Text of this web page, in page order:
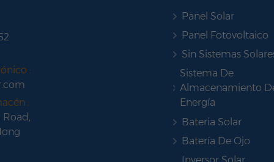
:
:
Panel Solar
Panel Fotovoltaico
Sin Sistemas
Sistema De
Almacenamiento
Energía
Bateria Solar
Batería De Ojo